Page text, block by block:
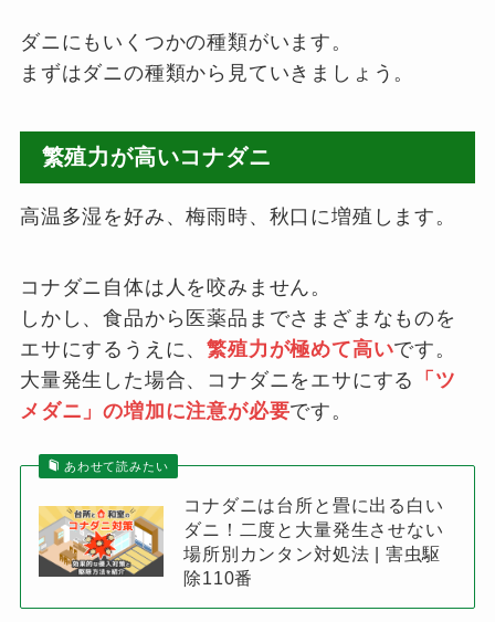
ダニにもいくつかの種類がいます。
まずはダニの種類から見ていきましょう。
繁殖力が高いコナダニ
高温多湿を好み、梅雨時、秋口に増殖します。
コナダニ自体は人を咬みません。
しかし、食品から医薬品までさまざまなものを
エサにするうえに、繁殖力が極めて高いです。
大量発生した場合、コナダニをエサにする
「ツ
メダニ」の増加に注意が必要です。
あわせて読みたい
コナダニは台所と畳に出る白い
ダニ！二度と大量発生させない
場所別カンタン対処法 | 害虫駆
除110番